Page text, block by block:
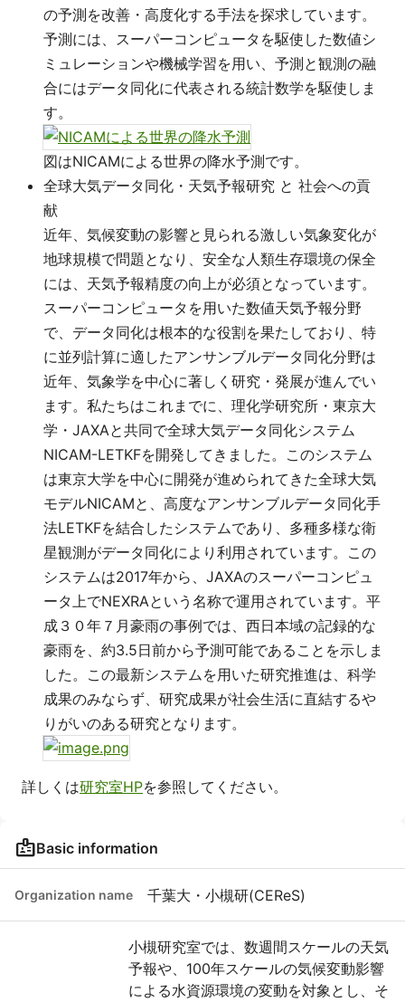
の予測を改善・高度化する手法を探求しています。
予測には、スーパーコンピュータを駆使した数値シ
ミュレーションや機械学習を用い、予測と観測の融
合にはデータ同化に代表される統計数学を駆使しま
す。
図はNICAMによる世界の降水予測です。
全球大気データ同化・天気予報研究 と 社会への貢
献
近年、気候変動の影響と見られる激しい気象変化が
地球規模で問題となり、安全な人類生存環境の保全
には、天気予報精度の向上が必須となっています。
スーパーコンピュータを用いた数値天気予報分野
で、データ同化は根本的な役割を果たしており、特
に並列計算に適したアンサンブルデータ同化分野は
近年、気象学を中心に著しく研究・発展が進んでい
ます。私たちはこれまでに、理化学研究所・東京大
学・JAXAと共同で全球大気データ同化システム
NICAM-LETKFを開発してきました。このシステム
は東京大学を中心に開発が進められてきた全球大気
モデルNICAMと、高度なアンサンブルデータ同化手
法LETKFを結合したシステムであり、多種多様な衛
星観測がデータ同化により利用されています。この
システムは2017年から、JAXAのスーパーコンピュ
ータ上でNEXRAという名称で運用されています。平
成３０年７月豪雨の事例では、西日本域の記録的な
豪雨を、約3.5日前から予測可能であることを示しま
した。この最新システムを用いた研究推進は、科学
成果のみならず、研究成果が社会生活に直結するや
りがいのある研究となります。
詳しくは研究室HPを参照してください。
badgeBasic information
Organization name 千葉大・小槻研(CEReS)
小槻研究室では、数週間スケールの天気
予報や、100年スケールの気候変動影響
による水資源環境の変動を対象とし、そ